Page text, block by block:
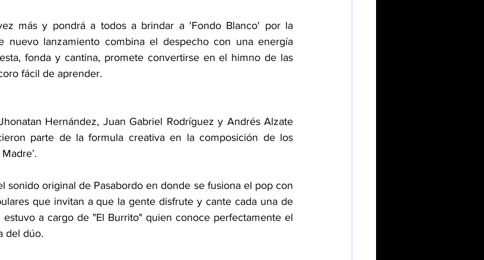
más y pondrá a todos a brindar a 'Fondo Blanco' por la
nuevo lanzamiento combina el despecho con una energía
fonda y cantina, promete convertirse en el himno de las
fácil de aprender.
Hernández, Juan Gabriel Rodríguez y Andrés Alzate
parte de la formula creativa en la composición de los
sonido original de Pasabordo en donde se fusiona el pop con
que invitan a que la gente disfrute y cante cada una de
a cargo de "El Burrito" quien conoce perfectamente el
del dúo.